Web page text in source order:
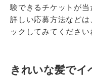
験できるチケットが当
詳しい応募方法などは
ックしてみてください
きれいな髪でイ